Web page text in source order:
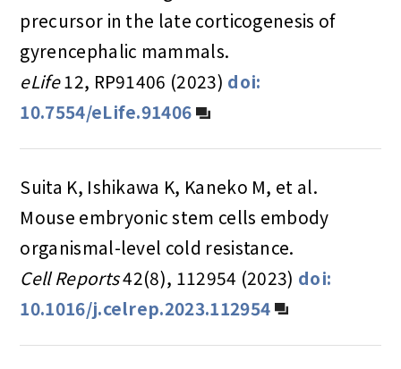
precursor in the late corticogenesis of
gyrencephalic mammals.
eLife12, RP91406 (2023) doi:
10.7554/eLife.91406
Suita K, Ishikawa K, Kaneko M, et al.
Mouse embryonic stem cells embody
organismal-level cold resistance.
Cell Reports42(8), 112954 (2023) doi:
10.1016/j.celrep.2023.112954